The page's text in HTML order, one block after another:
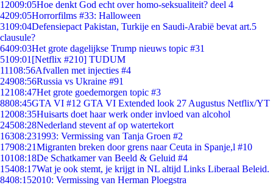
12009:05Hoe denkt God echt over homo-seksualiteit? deel 4
4209:05Horrorfilms #33: Halloween
3109:04Defensiepact Pakistan, Turkije en Saudi-Arabië bevat art.5
clausule?
6409:03Het grote dagelijkse Trump nieuws topic #31
5109:01 [Netflix #210] TUDUM
11108:56Afvallen met injecties #4
24908:56Russia vs Ukraine #91
12108:47Het grote goedemorgen topic #3
8808:45GTA VI #12 GTA VI Extended look 27 Augustus Netflix/YT
12008:35Huisarts doet haar werk onder invloed van alcohol
24508:28Nederland stevent af op watertekort
16308:231993: Vermissing van Tanja Groen #2
17908:21Migranten breken door grens naar Ceuta in Spanje,l #10
10108:18De Schatkamer van Beeld & Geluid #4
15408:17Wat je ook stemt, je krijgt in NL altijd Links Liberaal Beleid.
8408:152010: Vermissing van Herman Ploegstra